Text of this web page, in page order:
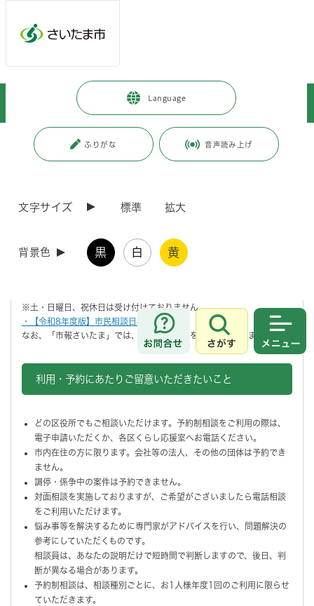
Language
ふりがな 音声読み上げ
文字サイズ 標準 拡大
背景色 黒 白 黄
お問合せ
さがす
暮らし・手続き > 住まい・暮らし・相談
>
更新日付：2026年6月3日 / ページ番号：C001597
各区役所では、弁護士による法律相談など、さまざまな相談に無料で応
予約制相談の受付期間は、相談日の40日前から7開庁日前までです。
ただし、7開庁日前を過ぎても、予約状況等によりご案内できる場合が
※土・日曜日、祝休日は受け付けておりません。
・【令和8年度版】市民相談日程表
なお、「市報さいたま」では、翌月の相談日を掲載しております。
利用・予約にあたりご留意いただきたいこと
どの区役所でもご相談いただけます。予約制相談をご利用の際は、
電子申請いただくか、各区くらし応援室へお電話ください。
市内在住の方に限ります。会社等の法人、その他の団体は予約でき
ません。
調停・係争中の案件は予約できません。
対面相談を実施しておりますが、ご希望がございましたら電話相談
をご利用いただけます。
悩み事等を解決するために専門家がアドバイスを行い、問題解決の
参考にしていただくものです。
相談員は、あなたの説明だけで短時間で判断しますので、後日、判
断が異なる場合があります。
予約制相談は、相談種別ごとに、お1人様年度1回のご利用に限らせ
ていただきます。